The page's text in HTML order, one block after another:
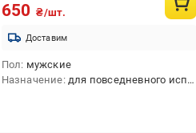
650 ₴/шт.
Доставим
Пол мужские
Назначение для повседневного использования